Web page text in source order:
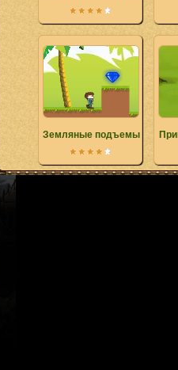
Земляные подъемы